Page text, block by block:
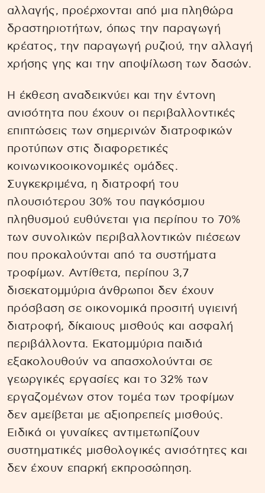
αλλαγής, προέρχονται από μια πληθώρα
δραστηριοτήτων, όπως την παραγωγή
κρέατος, την παραγωγή ρυζιού, την αλλαγή
χρήσης γης και την αποψίλωση των δασών.
Η έκθεση αναδεικνύει και την έντονη
ανισότητα που έχουν οι περιβαλλοντικές
επιπτώσεις των σημερινών διατροφικών
προτύπων στις διαφορετικές
κοινωνικοοικονομικές ομάδες.
Συγκεκριμένα, η διατροφή του
πλουσιότερου 30% του παγκόσμιου
πληθυσμού ευθύνεται για περίπου το 70%
των συνολικών περιβαλλοντικών πιέσεων
που προκαλούνται από τα συστήματα
τροφίμων. Αντίθετα, περίπου 3,7
δισεκατομμύρια άνθρωποι δεν έχουν
πρόσβαση σε οικονομικά προσιτή υγιεινή
διατροφή, δίκαιους μισθούς και ασφαλή
περιβάλλοντα. Εκατομμύρια παιδιά
εξακολουθούν να απασχολούνται σε
γεωργικές εργασίες και το 32% των
εργαζομένων στον τομέα των τροφίμων
δεν αμείβεται με αξιοπρεπείς μισθούς.
Ειδικά οι γυναίκες αντιμετωπίζουν
συστηματικές μισθολογικές ανισότητες και
δεν έχουν επαρκή εκπροσώπηση.